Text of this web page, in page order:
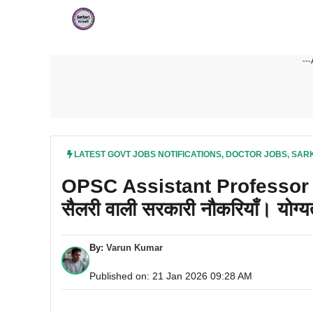
---
LATEST GOVT JOBS NOTIFICATIONS, DOCTOR JOBS,
OPSC Assistant Professor
सैलरी वाली सरकारी नौकरियाँ।
By: Varun Kumar
Published on: 21 Jan 2026 09:28 AM